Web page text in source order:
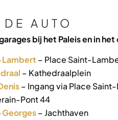
DE AUTO
bij het Paleis en in
– Place Saint-
– Kathedraalplein
– Ingang via Place Saint-
Pont 44
– Jachthaven